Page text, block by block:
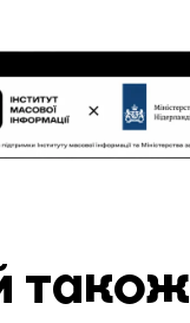
також